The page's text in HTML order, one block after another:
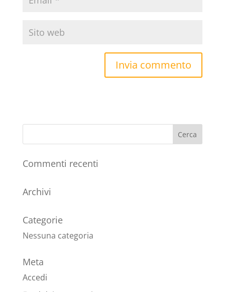
Commenti recenti
Archivi
Categorie
Nessuna categoria
Meta
Accedi